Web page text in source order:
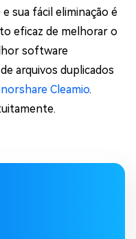
sua fácil eliminação é
eficaz de melhorar o
software
arquivos duplicados
Cleamio.